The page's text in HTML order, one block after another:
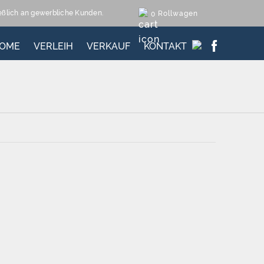
0 Rollwagen
an gewerbliche Kunden.
VERLEIH VERKAUF KONTAKT